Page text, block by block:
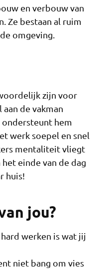
en verbouw van
Ze bestaan al ruim
omgeving.
zijn voor
de vakman
ondersteunt hem
werk soepel en snel
mentaliteit vliegt
einde van de dag
huis!
jou?
hard werken is wat jij
niet bang om vies